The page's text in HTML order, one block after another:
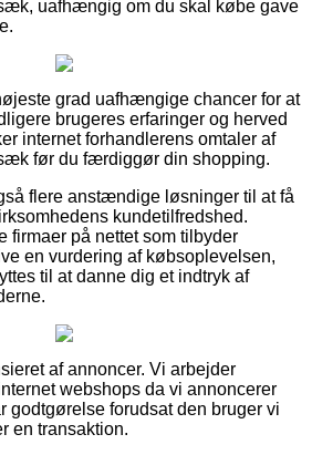
uafhængig om du skal købe gave
grad uafhængige chancer for at
brugeres erfaringer og herved
internet forhandlerens omtaler af
før du færdiggør din shopping.
flere anstændige løsninger til at få
kundetilfredshed.
firmaer på nettet som tilbyder
en vurdering af købsoplevelsen,
til at danne dig et indtryk af
af annoncer. Vi arbejder
webshops da vi annoncerer
godtgørelse forudsat den bruger vi
en transaktion.